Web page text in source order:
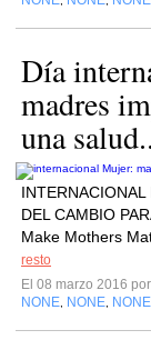
Día
madres
una
DEL CAMBIO
Make Mothers
resto
El 08 marzo 2016 por
NONE NONE NONE